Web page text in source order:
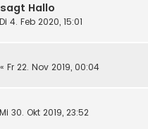
Hallo
Di 4. Feb 2020, 15:01
« Fr 22. Nov 2019, 00:04
Mi 30. Okt 2019, 23:52